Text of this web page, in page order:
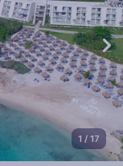
1 / 17